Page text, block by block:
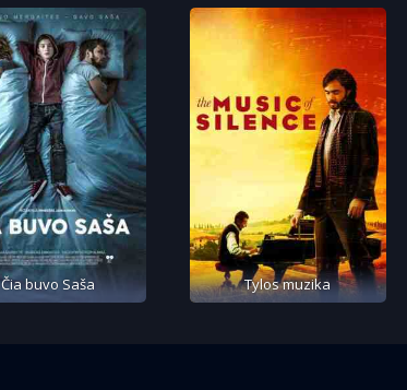
Čia buvo Saša Tylos muzika